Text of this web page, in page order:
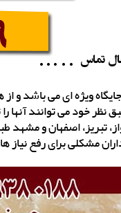
ویژه ای می باشد و
نظر خود می توانند
تبریز، اصفهان و
مشکلی برای رفع نیاز